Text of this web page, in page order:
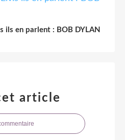
ils en parlent : BOB DYLAN
article